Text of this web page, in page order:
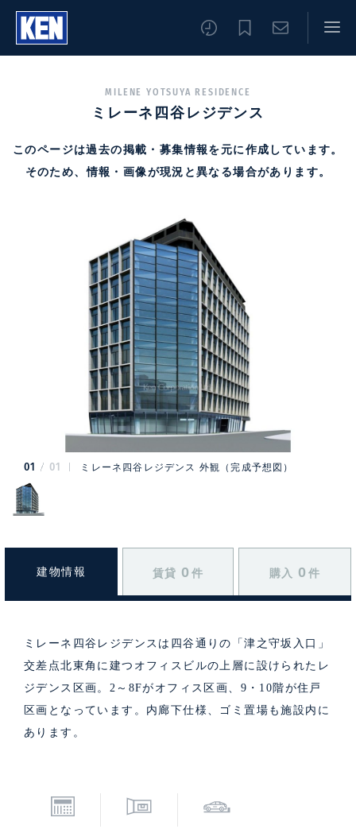
MILENE YOTSUYA RESIDENCE
ミレーネ四谷レジデンス
このページは過去の掲載・募集情報を元に作成しています。
そのため、情報・画像が現況と異なる場合があります。
01 01 ミレーネ四谷レジデンス 外観（完成予想図）
建物情報 賃貸 0 件 購入 0 件
ミレーネ四谷レジデンスは四谷通りの「津之守坂入口」
交差点北東角に建つオフィスビルの上層に設けられたレ
ジデンス区画。2～8Fがオフィス区画、9・10階が住戸
区画となっています。内廊下仕様、ゴミ置場も施設内に
あります。